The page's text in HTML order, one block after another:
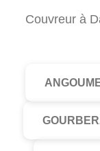
Couvreur à